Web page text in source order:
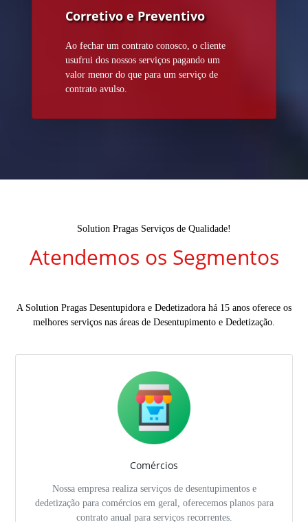
Corretivo e Preventivo
Ao fechar um contrato conosco, o cliente
usufrui dos nossos serviços pagando um
valor menor do que para um serviço de
contrato avulso.
Solution Pragas Serviços de Qualidade!
Atendemos os Segmentos
A Solution Pragas Desentupidora e Dedetizadora há 15 anos oferece os
melhores serviços nas áreas de Desentupimento e Dedetização.
Comércios
Nossa empresa realiza serviços de desentupimentos e
dedetização para comércios em geral, oferecemos planos para
contrato anual para serviços recorrentes.